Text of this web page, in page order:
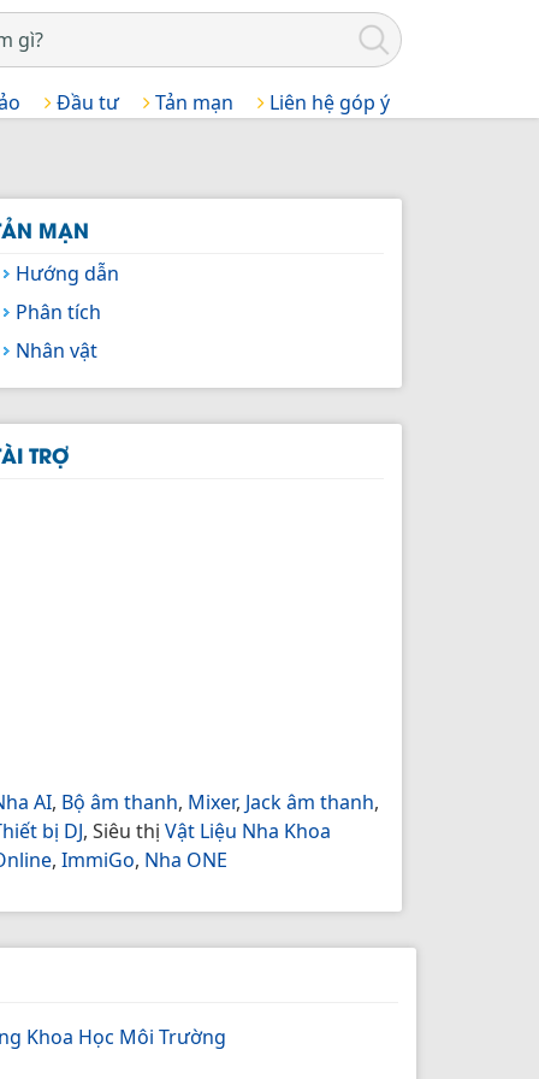
Đầu tư Tản mạn Liên hệ góp ý
MẠN
Hướng dẫn
Phân tích
Nhân vật
TRỢ
AI, Bộ âm thanh, Mixer, Jack âm thanh,
bị DJ, Siêu thị Vật Liệu Nha Khoa
, ImmiGo, Nha ONE
Khoa Học Môi Trường